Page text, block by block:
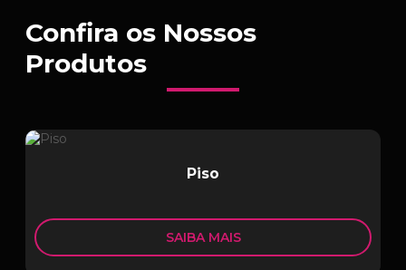
Confira os Nossos
Produtos
Piso
SAIBA MAIS